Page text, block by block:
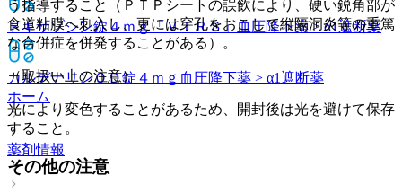
ドキサゾシン錠４ｍｇ「ＶＴＲＳ」血圧降下薬 > α1遮断薬
カルデナリンＯＤ錠４ｍｇ 血圧降下薬 > α1遮断薬
ホーム
薬剤情報
う指導すること（ＰＴＰシートの誤飲により、硬い鋭角部が
食道粘膜へ刺入し、更には穿孔をおこして縦隔洞炎等の重篤
な合併症を併発することがある）。
（取扱い上の注意）
光により変色することがあるため、開封後は光を避けて保存
すること。
その他の注意